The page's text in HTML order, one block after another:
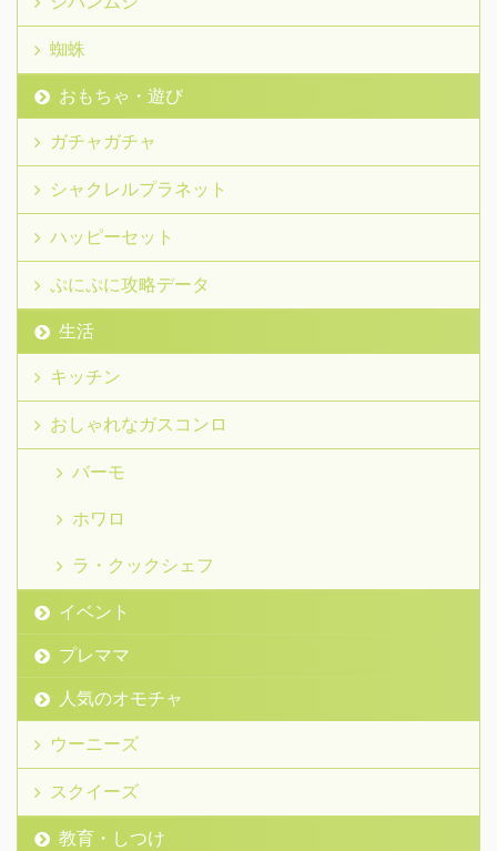
蜘蛛
おもちゃ・遊び
ガチャガチャ
シャクレルプラネット
ハッピーセット
ぷにぷに攻略データ
生活
キッチン
おしゃれなガスコンロ
バーモ
ホワロ
ラ・クックシェフ
イベント
プレママ
人気のオモチャ
ウーニーズ
スクイーズ
教育・しつけ